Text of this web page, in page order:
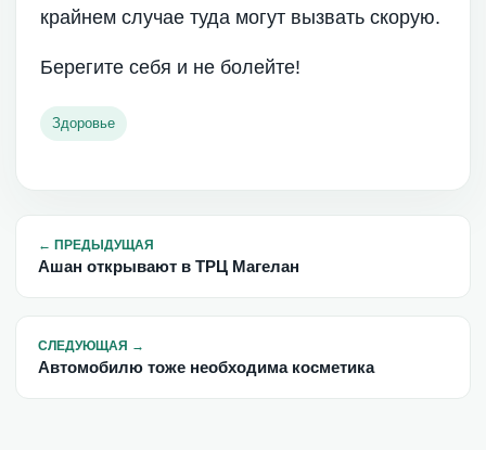
крайнем случае туда могут вызвать скорую.
Берегите себя и не болейте!
Здоровье
← ПРЕДЫДУЩАЯ
Ашан открывают в ТРЦ Магелан
СЛЕДУЮЩАЯ →
Автомобилю тоже необходима косметика